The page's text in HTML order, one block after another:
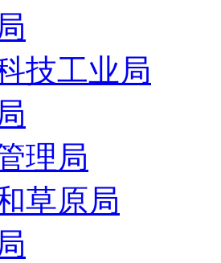
技工业局
理局
草原局